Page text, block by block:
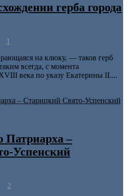
герба города
1
на клюку, — таков герб
всегда, с момента
века по указу Екатерины II....
Патриарха –
Успенский
2